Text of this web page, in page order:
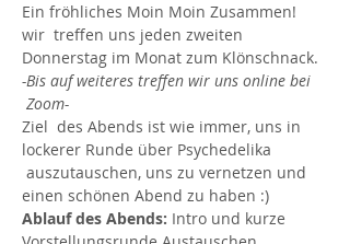
Ein fröhliches Moin Moin Zusammen!
wir  treffen uns jeden zweiten
Donnerstag im Monat zum Klönschnack.
-Bis auf weiteres treffen wir uns online bei
Zoom-
Ziel  des Abends ist wie immer, uns in
lockerer Runde über Psychedelika
auszutauschen, uns zu vernetzen und
einen schönen Abend zu haben :)
Ablauf des Abends: Intro und kurze